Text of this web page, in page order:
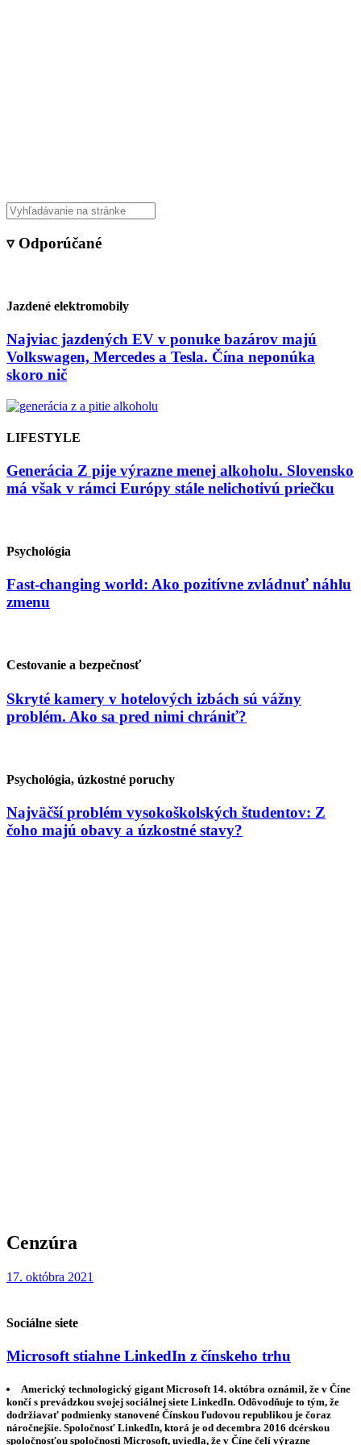
▿ Odporúčané
Jazdené elektromobily
Najviac jazdených EV v ponuke bazárov majú
Volkswagen, Mercedes a Tesla. Čína neponúka
skoro nič
LIFESTYLE
Generácia Z pije výrazne menej alkoholu. Slovensko
má však v rámci Európy stále nelichotivú priečku
Psychológia
Fast-changing world: Ako pozitívne zvládnuť náhlu
zmenu
Cestovanie a bezpečnosť
Skryté kamery v hotelových izbách sú vážny
problém. Ako sa pred nimi chrániť?
Psychológia, úzkostné poruchy
Najväčší problém vysokoškolských študentov: Z
čoho majú obavy a úzkostné stavy?
Cenzúra
17. októbra 2021
Sociálne siete
Microsoft stiahne LinkedIn z čínskeho trhu
Americký technologický gigant Microsoft 14. októbra oznámil, že v Číne
končí s prevádzkou svojej sociálnej siete LinkedIn. Odôvodňuje to tým, že
dodržiavať podmienky stanovené Čínskou ľudovou republikou je čoraz
náročnejšie. Spoločnosť LinkedIn, ktorá je od decembra 2016 dcérskou
spoločnosťou spoločnosti Microsoft, uviedla, že v Číne čelí výrazne